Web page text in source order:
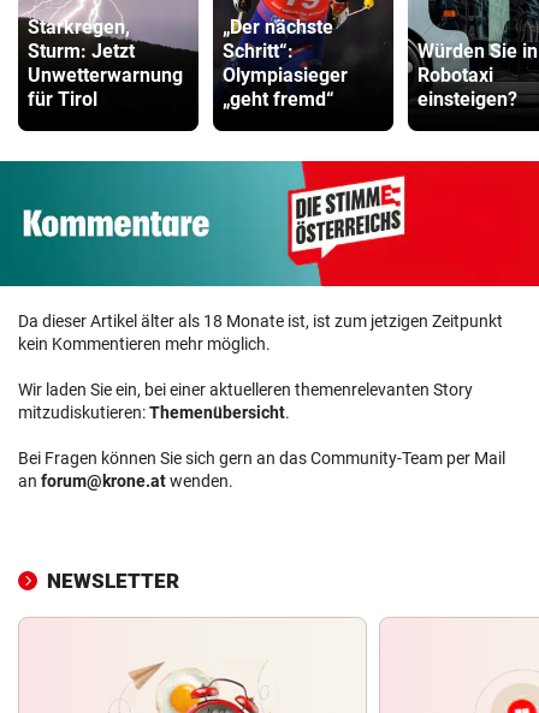
Starkregen,
Sturm: Jetzt
Unwetterwarnung
für Tirol
„Der nächste
Schritt“:
Olympiasieger
„geht fremd“
Würden Sie
Robotaxi
einsteigen?
Da dieser Artikel älter als 18 Monate ist, ist zum jetzigen Zeitpunkt
kein Kommentieren mehr möglich.
Wir laden Sie ein, bei einer aktuelleren themenrelevanten Story
mitzudiskutieren:Themenübersicht.
Bei Fragen können Sie sich gern an das Community-Team per Mail
an forum@krone.atwenden.
NEWSLETTER